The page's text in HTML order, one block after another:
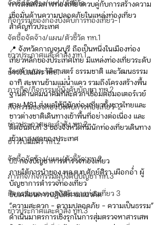
จัดซื้อจัดจ้าง/แผน/ตัวชี้วัด
กิจกรรมของกองบังคับการท่องเที่ยว-1
จัดซื้อจัดจ้าง/แผน/ตัวชี้วัด ทท.1
ข่าวประกาศและคำสั่ง ทท.1
ข่าวรับสมัคร ทท.1
ภารกิจ/กิจกรรมผู้บังคับบัญชา ทท.2
กิจกรรมของกองบังคับการท่องเที่ยว-2
ข่าวประกาศและคำสั่ง ทท.2
ข่าวรับสมัคร ทท.2
จัดซื้อจัดจ้าง/แผน/ตัวชี้วัด ทท.2
ภารกิจ/กิจกรรมผู้บังคับบัญชา ทท.3
กิจกรรมของกองบังคับการท่องเที่ยว 3
ข่าวประกาศและคำสั่ง ทท.3
การส่งเสริมการท่องเที่ยวควบคู่กับการสร้างความ
เชื่อมั่นด้านความปลอดภัยในแหล่งท่องเที่ยว
สำคัญทั่วประเทศ
📍 จังหวัดกาญจนบุรี ถือเป็นหนึ่งในเมืองท่อง
เที่ยวหลักของประเทศไทย มีแหล่งท่องเที่ยวระดับ
โลกด้านประวัติศาสตร์ ธรรมชาติ และวัฒนธรรม
อาทิ สะพานข้ามแม่น้ำแคว รวมถึงโครงสร้างพื้น
ฐานด้านคมนาคมที่สะดวก เชื่อมต่อมอเตอร์เวย์
สาย M81 ส่งผลให้มีนักท่องเที่ยวทั้งชาวไทยและ
ชาวต่างชาติเดินทางเข้าพื้นที่อย่างต่อเนื่อง และ
ติดอันดับที่ 3 ของจังหวัดที่มีนักท่องเที่ยวเดินทาง
เข้ามาสูงสุดของประเทศ
👮‍♂️ กองบัญชาการตำรวจท่องเที่ยว
ภายใต้การนำของ พล.ต.ท.ศักย์ศิรา เผือกอ่ำ ผู้
บัญชาการตำรวจท่องเที่ยว
ขับเคลื่อนการปฏิบัติตามแนวคิด
“ความสะดวก – ความปลอดภัย – ความเป็นธรรม”
ดำเนินมาตรการเชิงรุกในการสุ่มตรวจหาสารเสพ